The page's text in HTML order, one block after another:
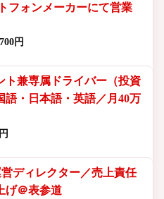
フォンメーカーにて営業
円
ト兼専属ドライバー（投資
・日本語・英語／月40万
ディレクター／売上責任
げ＠表参道